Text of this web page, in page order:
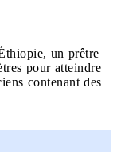
un prêtre
pour atteindre
contenant des